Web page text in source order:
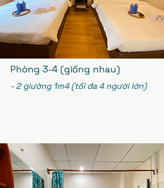
Phòng 3-4 (giống nhau)
- 2 giường 1m4 (tối đa 4 người lớn)